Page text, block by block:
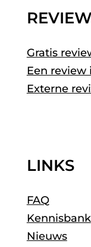
Gratis
Een review
Externe
LINKS
FAQ
Kennisbank
Nieuws